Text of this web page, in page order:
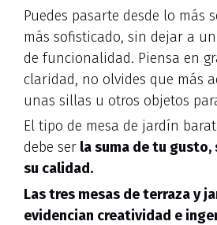
Puedes pasarte desde lo más
más sofisticado, sin dejar a
de funcionalidad. Piensa en
claridad, no olvides que más
unas sillas u otros objetos
El tipo de mesa de jardín
debe ser la suma de tu gusto,
su calidad.
Las tres mesas de terraza y
evidencian creatividad e